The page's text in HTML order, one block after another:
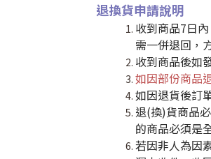
退換貨申請說明
收到商品7日內
需一併退回，
收到商品後如
如因部份商品
如因退貨後訂
退(換)貨商品
的商品必須是
若因非人為因